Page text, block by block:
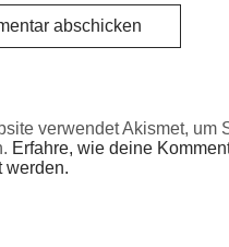
verwendet Akismet, um
Erfahre, wie deine
werden.